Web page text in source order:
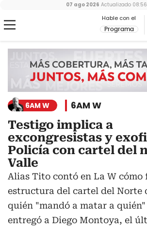
Hable con el
Programa
07 ago 2026 Actualizado 08:56
6AM W 6AM W
Testigo implica a
excongresistas y
Policía con cartel del
Valle
Alias Tito contó en La W cómo
estructura del cartel del Norte
quién "mandó a matar a
entregó a Diego Montoya, el